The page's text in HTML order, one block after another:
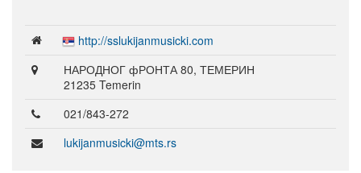
http://sslukijanmusicki.com
НАРОДНОГ фРОНТА 80, ТЕМЕРИН
21235 Temerin
021/843-272
lukijanmusicki@mts.rs